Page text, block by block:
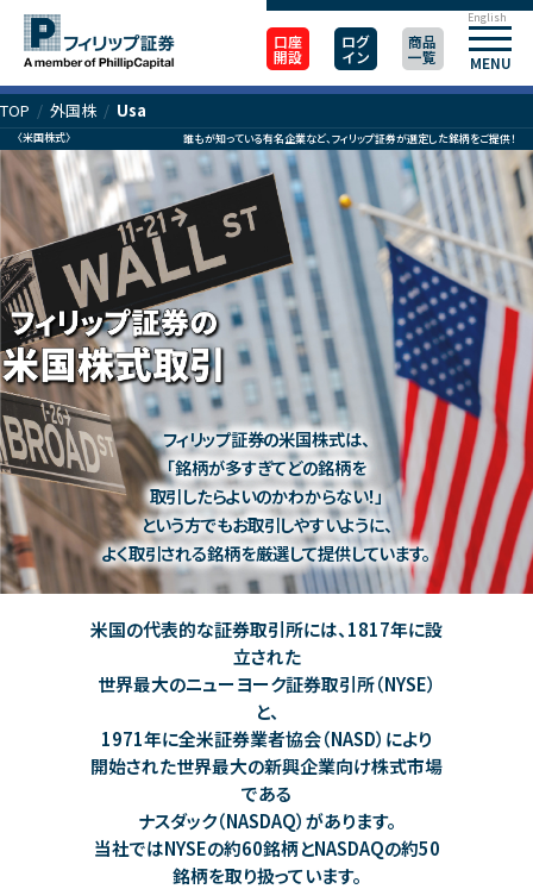
口座
開設
ログ
イン
商品
一覧 MENU
English
TOP / 外国株/ Usa
〈米国株式〉 誰もが知っている有名企業など、フィリップ証券が選定した銘柄をご提供！
フィリップ証券の米国株式は、
「銘柄が多すぎてどの銘柄を
取引したらよいのかわからない！」
という方でもお取引しやすいように、
よく取引される銘柄を厳選して提供しています。
米国の代表的な証券取引所には、1817年に設
立された
世界最大のニューヨーク証券取引所（NYSE）
と、
1971年に全米証券業者協会（NASD）により
開始された世界最大の新興企業向け株式市場
である
ナスダック（NASDAQ）があります。
当社ではNYSEの約60銘柄とNASDAQの約50
銘柄を取り扱っています。